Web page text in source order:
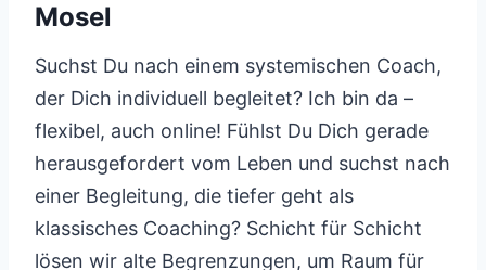
Mosel
Suchst Du nach einem systemischen Coach,
der Dich individuell begleitet? Ich bin da –
flexibel, auch online! Fühlst Du Dich gerade
herausgefordert vom Leben und suchst nach
einer Begleitung, die tiefer geht als
klassisches Coaching? Schicht für Schicht
lösen wir alte Begrenzungen, um Raum für